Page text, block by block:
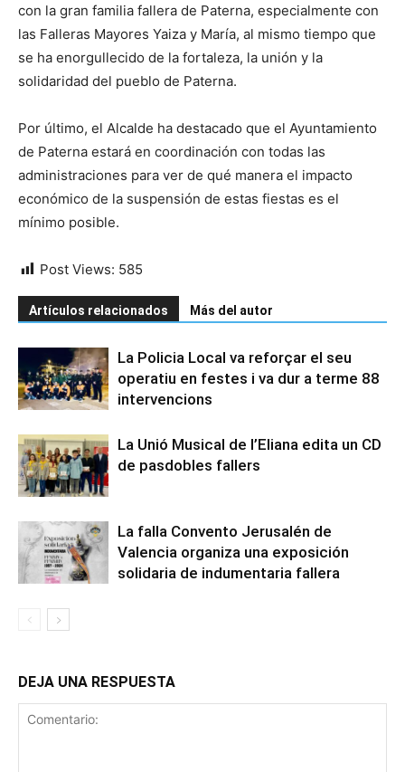
con la gran familia fallera de Paterna, especialmente con
las Falleras Mayores Yaiza y María, al mismo tiempo que
se ha enorgullecido de la fortaleza, la unión y la
solidaridad del pueblo de Paterna.
Por último, el Alcalde ha destacado que el Ayuntamiento
de Paterna estará en coordinación con todas las
administraciones para ver de qué manera el impacto
económico de la suspensión de estas fiestas es el
mínimo posible.
Post Views: 585
Artículos relacionados Más del autor
La Policia Local va reforçar el seu
operatiu en festes i va dur a terme 88
intervencions
La Unió Musical de l’Eliana edita un CD
de pasdobles fallers
La falla Convento Jerusalén de
Valencia organiza una exposición
solidaria de indumentaria fallera
DEJA UNA RESPUESTA